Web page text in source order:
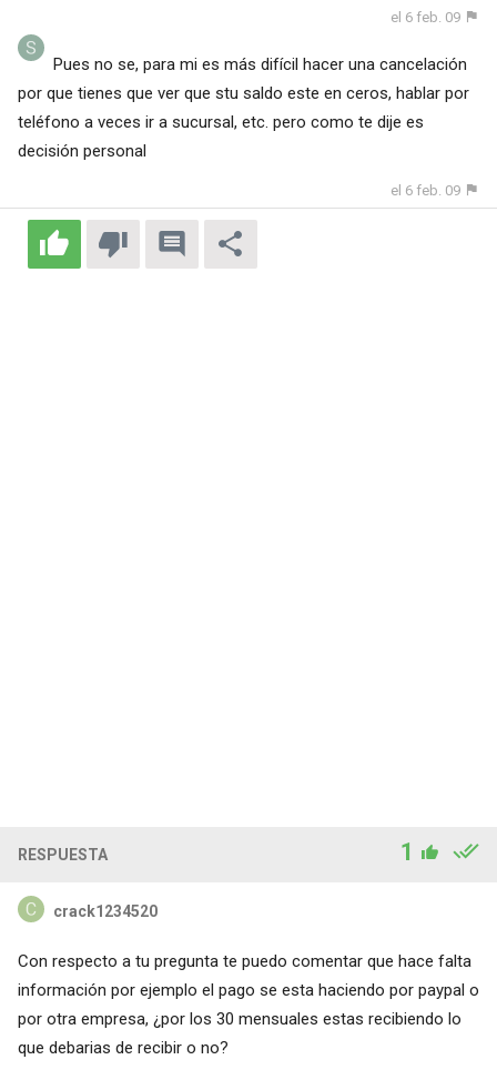
el 6 feb. 09
Pues no se, para mi es más difícil hacer una cancelación
por que tienes que ver que stu saldo este en ceros, hablar por
teléfono a veces ir a sucursal, etc. pero como te dije es
decisión personal
el 6 feb. 09
RESPUESTA 1
crack1234520
Con respecto a tu pregunta te puedo comentar que hace falta
información por ejemplo el pago se esta haciendo por paypal o
por otra empresa, ¿por los 30 mensuales estas recibiendo lo
que debarias de recibir o no?